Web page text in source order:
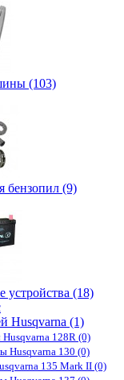
(103)
бензопил (9)
устройства (18)
Husqvarna (1)
Husqvarna 128R (0)
Husqvarna 130 (0)
135 Mark II (0)